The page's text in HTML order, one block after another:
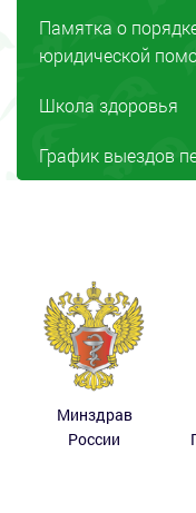
Памятка о
юридической
Школа здоровья
График выездов
Минздрав
России